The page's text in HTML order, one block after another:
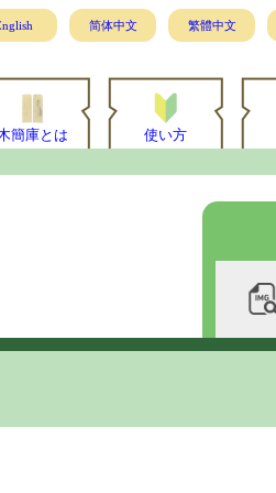
简体中文 繁體中文
簡庫とは 使い方